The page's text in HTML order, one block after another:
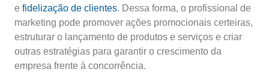
e fidelização de clientes. Dessa forma, o profissional de
marketing pode promover ações promocionais certeiras,
estruturar o lançamento de produtos e serviços e criar
outras estratégias para garantir o crescimento da
empresa frente à concorrência.